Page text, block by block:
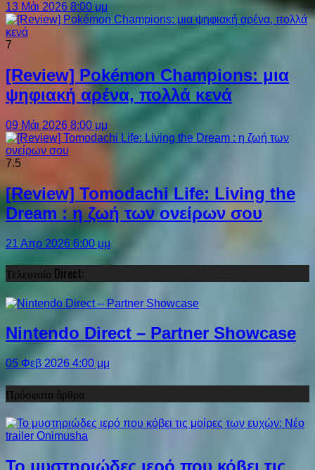
13 Μάι 2026 8:00 μμ
7
[Review] Pokémon Champions: μια
ψηφιακή αρένα, πολλά κενά
09 Μάι 2026 8:00 μμ
7.5
[Review] Tomodachi Life: Living the
Dream : η ζωή των ονείρων σου
21 Απρ 2026 6:00 μμ
Τελευταίο Direct:
Nintendo Direct – Partner Showcase
05 Φεβ 2026 4:00 μμ
Πρόσφατα άρθρα
Το μυστηριώδες ιερό που κόβει τις